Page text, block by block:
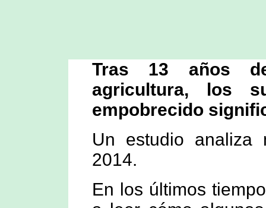
Tras 13 años
agricultura, los
empobrecido
Un estudio analiza
2014.
En los últimos